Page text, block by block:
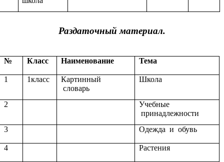
Раздаточный материал.
№ Класс Наименование Тема
1 1класс
Картинный
словарь
Школа
2
Учебные
принадлежности
3
Одежда и обувь
4 Растения